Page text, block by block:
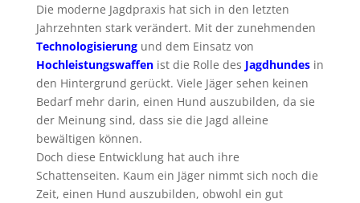
Die moderne Jagdpraxis hat sich in den letzten
Jahrzehnten stark verändert. Mit der zunehmenden
Technologisierungund dem Einsatz von
Hochleistungswaffen ist die Rolle des Jagdhundes in
den Hintergrund gerückt. Viele Jäger sehen keinen
Bedarf mehr darin, einen Hund auszubilden, da sie
der Meinung sind, dass sie die Jagd alleine
bewältigen können.
Doch diese Entwicklung hat auch ihre
Schattenseiten. Kaum ein Jäger nimmt sich noch die
Zeit, einen Hund auszubilden, obwohl ein gut